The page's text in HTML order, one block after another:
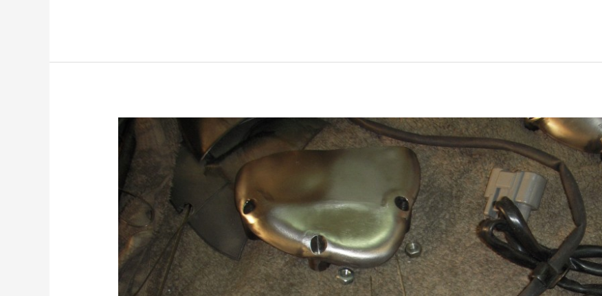
Réalisation
partir
d’une
tole
titane